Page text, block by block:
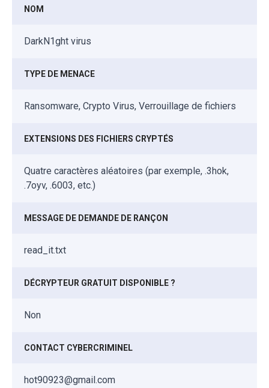
NOM
DarkN1ght virus
TYPE DE MENACE
Ransomware, Crypto Virus, Verrouillage de fichiers
EXTENSIONS DES FICHIERS CRYPTÉS
Quatre caractères aléatoires (par exemple, .3hok,
.7oyv, .6003, etc.)
MESSAGE DE DEMANDE DE RANÇON
read_it.txt
DÉCRYPTEUR GRATUIT DISPONIBLE ?
Non
CONTACT CYBERCRIMINEL
hot90923@gmail.com